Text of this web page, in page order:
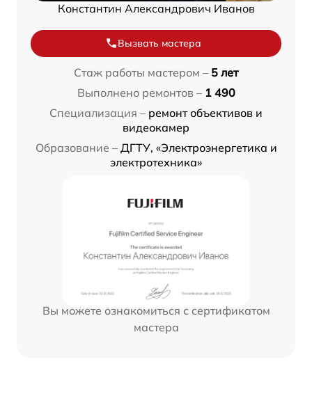
Константин Александрович Иванов
Вызвать мастера
Стаж работы мастером – 5 лет
Выполнено ремонтов – 1 490
Специализация – ремонт объективов и
видеокамер
Образование – ДГТУ, «Электроэнергетика и
электротехника»
Вы можете ознакомиться с сертификатом
мастера